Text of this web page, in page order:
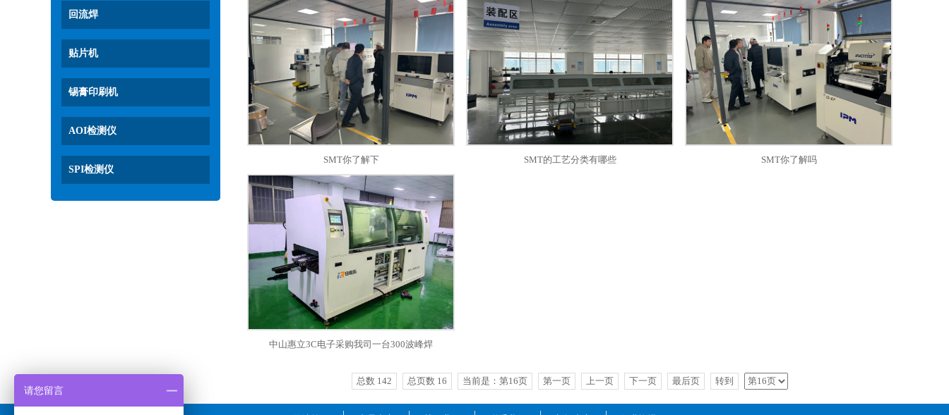
回流焊
贴片机
锡膏印刷机
AOI检测仪
SPI检测仪
SMT你了解下 SMT的工艺分类有哪些 SMT你了解吗
中山惠立3C电子采购我司一台300波峰焊
总数 142 总页数 16 当前是：第16页 第一页 上一页 下一页 最后页 转到
请您留言